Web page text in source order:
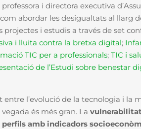
i directora executiva
abordar les desigualtats al llarg
projectes i estudis a través de set
i lluita contra la bretxa digital;
TIC per a professionals; TIC i
de l’Estudi sobre benestar
entre l’evolució de la tecnologia i la
és més gran. La
amb indicadors